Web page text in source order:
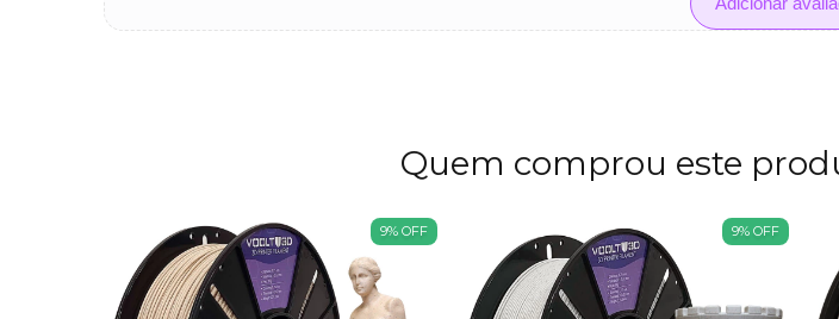
Quem comprou este
9% OFF 9% OFF